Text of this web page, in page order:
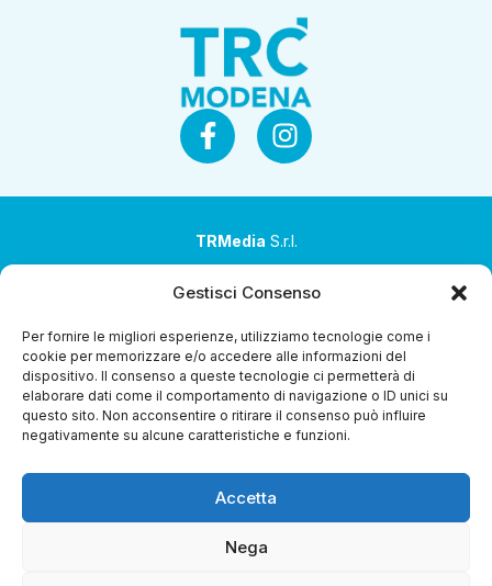
Gestisci Consenso
Per fornire le migliori esperienze, utilizziamo tecnologie come i
cookie per memorizzare e/o accedere alle informazioni del
dispositivo. Il consenso a queste tecnologie ci permetterà di
elaborare dati come il comportamento di navigazione o ID unici su
questo sito. Non acconsentire o ritirare il consenso può influire
negativamente su alcune caratteristiche e funzioni.
Accetta
Nega
TRMedia S.r.l.
coordinamento da parte di Coop Alleanza 3.0 Soc. Coop.
Sede legale: via Ragazzi del ’99 nr. 51 42124 Reggio Emilia
(RE)
P.Iva 00651840365
Home i Programmi Diretta Streaming Guida TV
Chi
Gerenza